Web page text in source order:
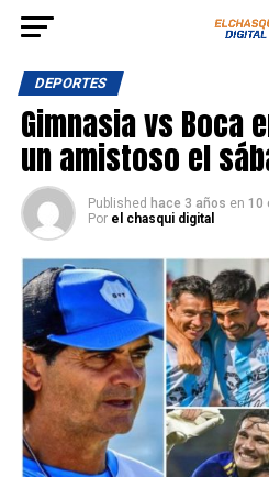
DEPORTES
Gimnasia vs Boca
un amistoso el
Published hace 3 años en 10
Por el chasqui digital